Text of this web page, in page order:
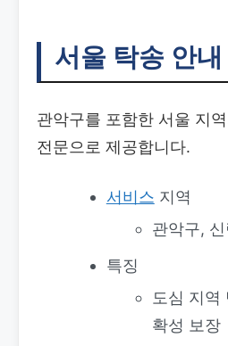
서울 탁송 안내
관악구를 포함한 서울 지
전문으로 제공합니다.
서비스 지역
관악구,
특징
도심 지역
확성 보장